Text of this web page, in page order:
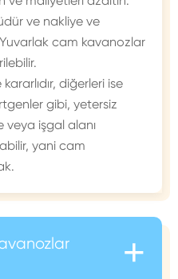
ve nakliye ve
cam kavanozlar
diğerleri ise
gibi, yetersiz
veya işgal alanı
yani cam
+